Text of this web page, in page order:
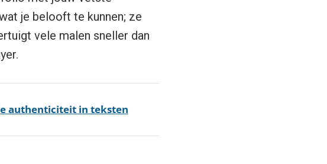
je belooft te kunnen; ze
vele malen sneller dan
authenticiteit in teksten